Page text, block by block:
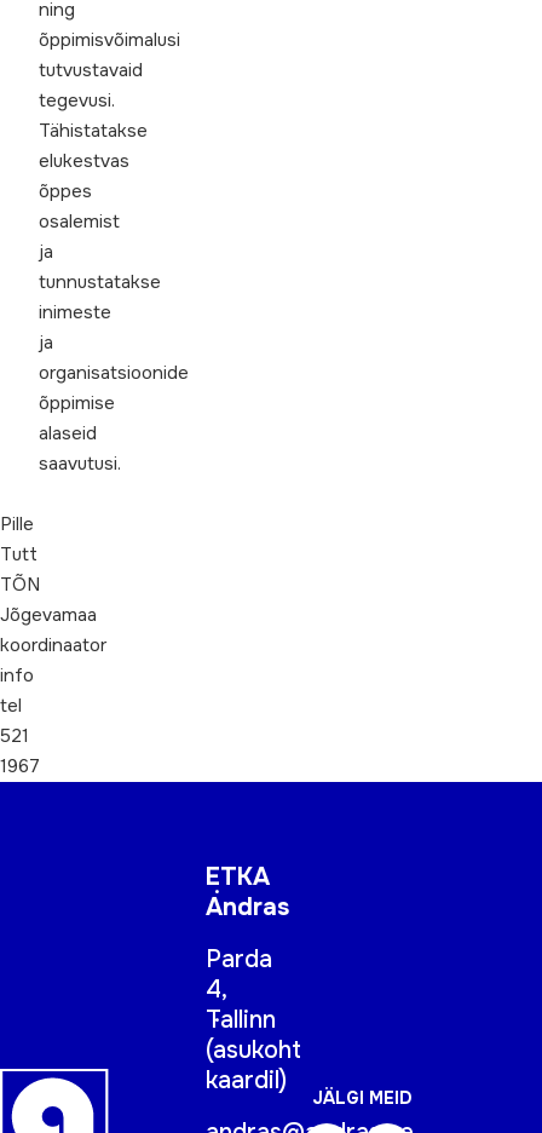
ning
õppimisvõimalusi
tutvustavaid
tegevusi.
Tähistatakse
elukestvas
õppes
osalemist
ja
tunnustatakse
inimeste
ja
organisatsioonide
õppimise
alaseid
saavutusi.
Pille
Tutt
TÕN
Jõgevamaa
koordinaator
info
tel
521
1967
ETKA
Andras
Parda
4,
Tallinn
(asukoht
kaardil)
JÄLGI MEID